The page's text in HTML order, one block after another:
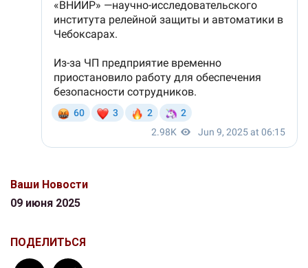
Ваши Новости
09 июня 2025
ПОДЕЛИТЬСЯ